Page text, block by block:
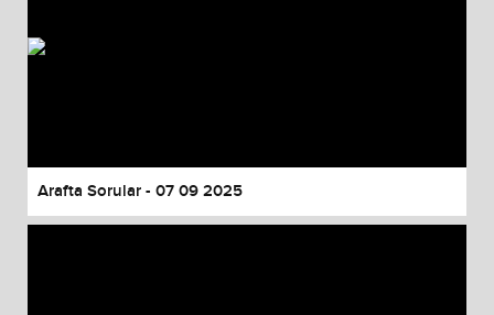
Arafta Sorular - 07 09 2025